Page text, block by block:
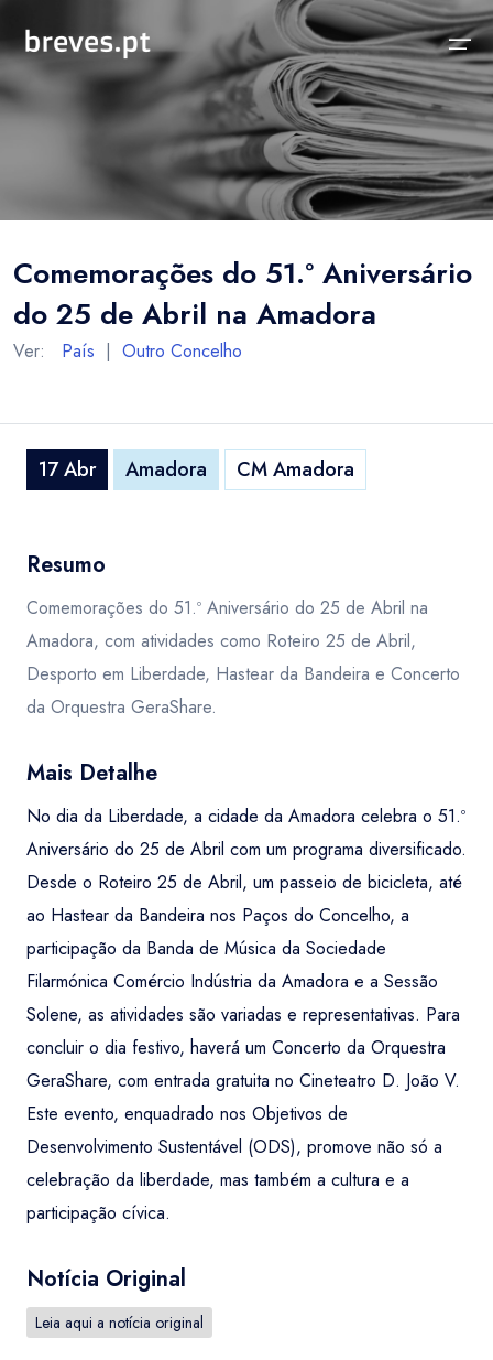
Notícias
Concelhos Vizinhos
Distrito
Temas
Sobre
Funcionalidades
As nossas Fontes
Contactos
Comemorações do 51.º Aniversário
do 25 de Abril na Amadora
Ver: País | Outro Concelho
17 Abr Amadora CM Amadora
Resumo
Comemorações do 51.º Aniversário do 25 de Abril na
Amadora, com atividades como Roteiro 25 de Abril,
Desporto em Liberdade, Hastear da Bandeira e Concerto
da Orquestra GeraShare.
Mais Detalhe
No dia da Liberdade, a cidade da Amadora celebra o 51.º
Aniversário do 25 de Abril com um programa diversificado.
Desde o Roteiro 25 de Abril, um passeio de bicicleta, até
ao Hastear da Bandeira nos Paços do Concelho, a
participação da Banda de Música da Sociedade
Filarmónica Comércio Indústria da Amadora e a Sessão
Solene, as atividades são variadas e representativas. Para
concluir o dia festivo, haverá um Concerto da Orquestra
GeraShare, com entrada gratuita no Cineteatro D. João V.
Este evento, enquadrado nos Objetivos de
Desenvolvimento Sustentável (ODS), promove não só a
celebração da liberdade, mas também a cultura e a
participação cívica.
Notícia Original
Leia aqui a notícia original